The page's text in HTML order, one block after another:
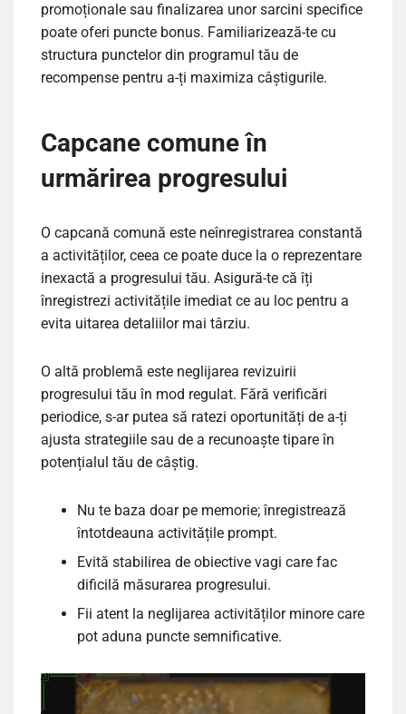
promoționale sau finalizarea unor sarcini specifice
poate oferi puncte bonus. Familiarizează-te cu
structura punctelor din programul tău de
recompense pentru a-ți maximiza câștigurile.
Capcane comune în
urmărirea progresului
O capcană comună este neînregistrarea constantă
a activităților, ceea ce poate duce la o reprezentare
inexactă a progresului tău. Asigură-te că îți
înregistrezi activitățile imediat ce au loc pentru a
evita uitarea detaliilor mai târziu.
O altă problemă este neglijarea revizuirii
progresului tău în mod regulat. Fără verificări
periodice, s-ar putea să ratezi oportunități de a-ți
ajusta strategiile sau de a recunoaște tipare în
potențialul tău de câștig.
Nu te baza doar pe memorie; înregistrează
întotdeauna activitățile prompt.
Evită stabilirea de obiective vagi care fac
dificilă măsurarea progresului.
Fii atent la neglijarea activităților minore care
pot aduna puncte semnificative.